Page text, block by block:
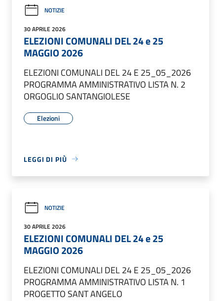
NOTIZIE
30 APRILE 2026
ELEZIONI COMUNALI DEL 24 e 25
MAGGIO 2026
ELEZIONI COMUNALI DEL 24 E 25_05_2026
PROGRAMMA AMMINISTRATIVO LISTA N. 2
ORGOGLIO SANTANGIOLESE
Elezioni
LEGGI DI PIÙ
NOTIZIE
30 APRILE 2026
ELEZIONI COMUNALI DEL 24 e 25
MAGGIO 2026
ELEZIONI COMUNALI DEL 24 E 25_05_2026
PROGRAMMA AMMINISTRATIVO LISTA N. 1
PROGETTO SANT ANGELO